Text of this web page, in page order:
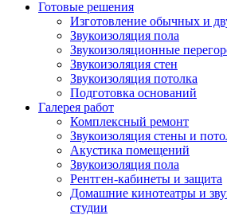
Готовые решения
Изготовление обычных и
Звукоизоляция пола
Звукоизоляционные
Звукоизоляция стен
Звукоизоляция потолка
Подготовка оснований
Галерея работ
Комплексный ремонт
Звукоизоляция стены и
Акустика помещений
Звукоизоляция пола
Рентген-кабинеты и защита
Домашние кинотеатры и
студии